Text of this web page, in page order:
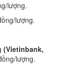
lượng.
lượng.
(Vietinbank,
lượng.